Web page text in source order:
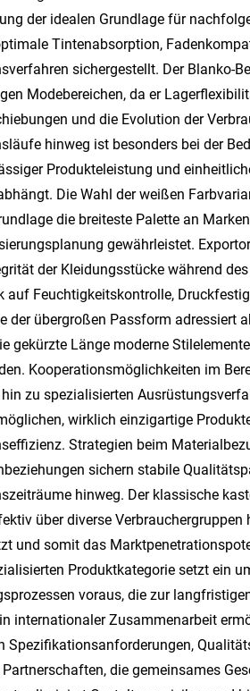
der idealen Grundlage für
Tintenabsorption,
sichergestellt. Der Blanko-
Modebereichen, da er
und die Evolution der
hinweg ist besonders bei der
Produkteleistung und
Die Wahl der weißen
die breiteste Palette an
gewährleistet.
der Kleidungsstücke während
auf Feuchtigkeitskontrolle,
der übergroßen Passform adressiert
gekürzte Länge moderne
Kooperationsmöglichkeiten im
zu spezialisierten
wirklich einzigartige
Strategien beim
sichern stabile
hinweg. Der klassische
über diverse
und somit das
Produktkategorie setzt ein
voraus, die zur
internationaler Zusammenarbeit
Spezifikationsanforderungen,
die gemeinsames